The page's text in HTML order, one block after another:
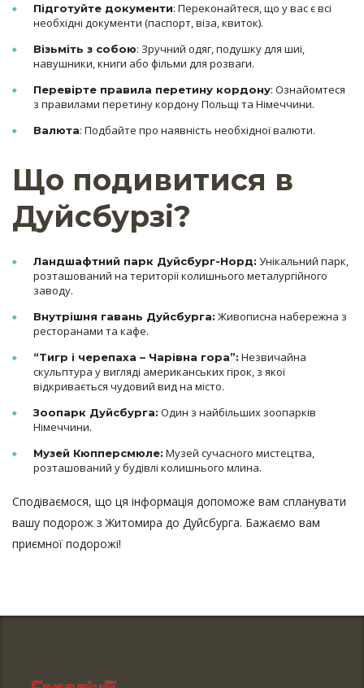
Підготуйте документи: Переконайтеся, що у вас є всі
необхідні документи (паспорт, віза, квиток).
Візьміть з собою: Зручний одяг, подушку для шиї,
навушники, книги або фільми для розваги.
Перевірте правила перетину кордону: Ознайомтеся
з правилами перетину кордону Польщі та Німеччини.
Валюта: Подбайте про наявність необхідної валюти.
Що подивитися в
Дуйсбурзі?
Ландшафтний парк Дуйсбург-Норд: Унікальний парк,
розташований на території колишнього металургійного
заводу.
Внутрішня гавань Дуйсбурга: Живописна набережна з
ресторанами та кафе.
“Тигр і черепаха – Чарівна гора”: Незвичайна
скульптура у вигляді американських гірок, з якої
відкривається чудовий вид на місто.
Зоопарк Дуйсбурга: Один з найбільших зоопарків
Німеччини.
Музей Кюпперсмюле: Музей сучасного мистецтва,
розташований у будівлі колишнього млина.
Сподіваємося, що ця інформація допоможе вам спланувати
вашу подорож з Житомира до Дуйсбурга. Бажаємо вам
приємної подорожі!